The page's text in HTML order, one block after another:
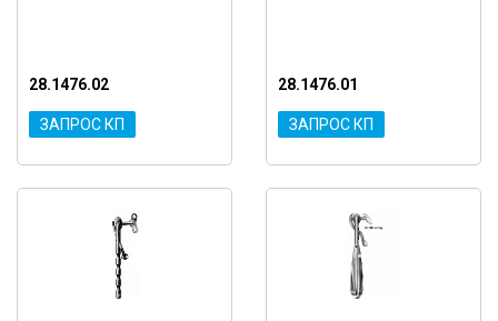
28.1476.02
ЗАПРОС КП
28.1476.01
ЗАПРОС КП